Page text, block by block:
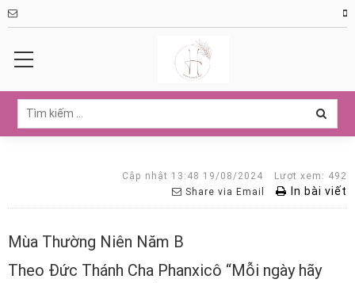
Cập nhật 13:48 19/08/2024
Lượt xem: 492
Share via Email
In bài viết
Mùa Thường Niên Năm B
Theo Đức Thánh Cha Phanxicô “Mỗi ngày hãy